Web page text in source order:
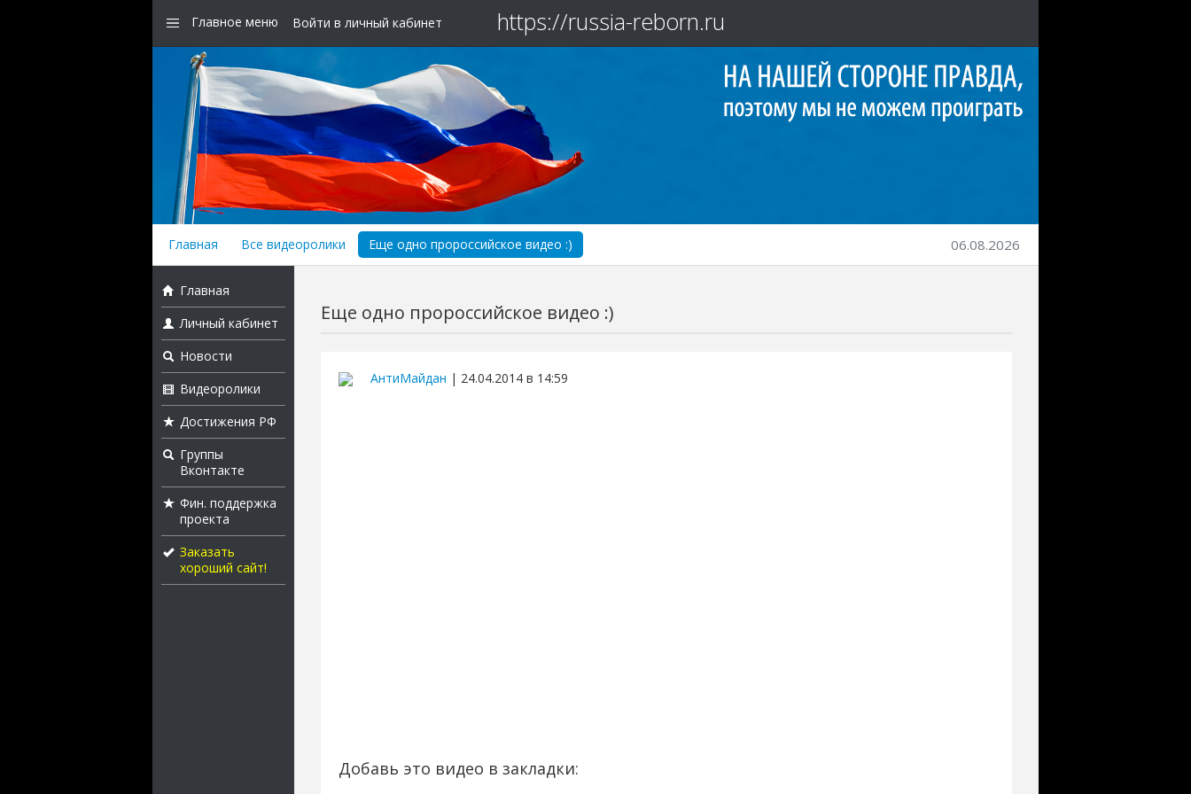
Главное меню Войти в личный кабинет https://russia-reborn.ru
Главная Все видеоролики Еще одно пророссийское видео :) 06.08.2026
Главная
Личный кабинет
Новости
Видеоролики
Достижения РФ
Группы
Вконтакте
Фин. поддержка
проекта
Заказать
хороший сайт!
Еще одно пророссийское видео :)
АнтиМайдан | 24.04.2014 в 14:59
Добавь это видео в закладки: